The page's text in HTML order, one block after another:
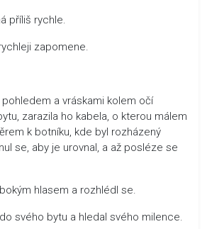
příliš rychle.
zapomene.
a vráskami kolem očí
zarazila ho kabela, o kterou málem
k botníku, kde byl rozházený
se, aby je urovnal, a až posléze se
hlasem a rozhlédl se.
svého bytu a hledal svého milence.